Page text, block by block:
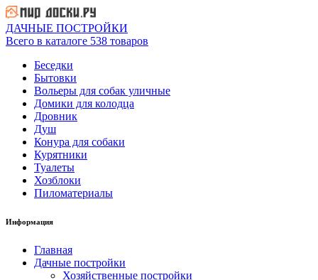
ДАЧНЫЕ ПОСТРОЙКИ
Всего в каталоге 538 товаров
Беседки
Бытовки
Вольеры для собак уличные
Домики для колодца
Дровник
Душ
Конура для собаки
Курятники
Туалеты
Хозблоки
Пиломатериалы
Информация
Главная
Дачные постройки
Хозяйственные постройки